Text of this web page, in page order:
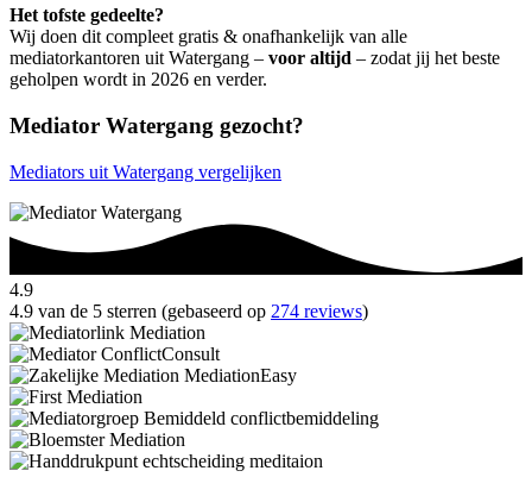
Het tofste gedeelte?
Wij doen dit compleet gratis & onafhankelijk van alle
mediatorkantoren uit Watergang – voor altijd – zodat jij het beste
geholpen wordt in 2026 en verder.
Mediator Watergang gezocht?
Mediators uit Watergang vergelijken
4.9
4.9 van de 5 sterren (gebaseerd op 274 reviews)